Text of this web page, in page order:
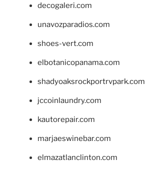
decogaleri.com
unavozparadios.com
shoes-vert.com
elbotanicopanama.com
shadyoaksrockportrvpark.com
jccoinlaundry.com
kautorepair.com
marjaeswinebar.com
elmazatlanclinton.com